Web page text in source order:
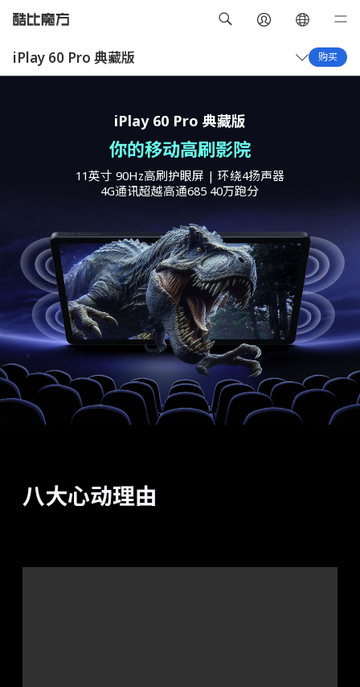
iPlay 60 Pro 典藏版
概览
购买
iPlay 60 Pro 典藏版
你的移动高刷影院
11英寸 90Hz高刷护眼屏 | 环绕4扬声器
4G通讯超越高通685 40万跑分
八大心动理由